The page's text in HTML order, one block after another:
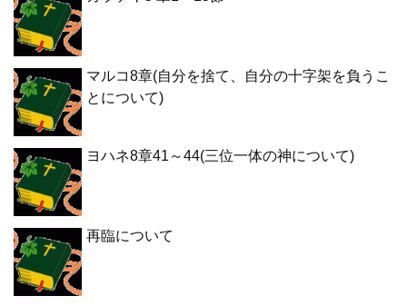
マルコ8章(自分を捨て、自分の十字架を負うこ
とについて)
ヨハネ8章41～44(三位一体の神について)
再臨について